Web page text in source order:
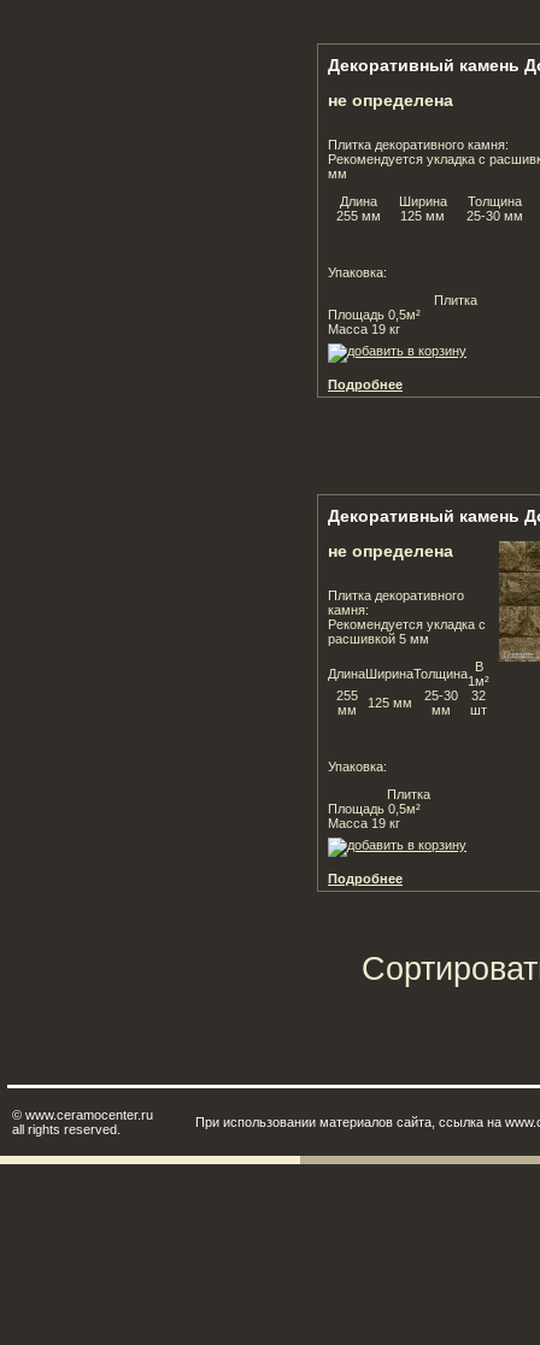
Декоративный камень
не определена
Плитка декоративного камня:
Рекомендуется укладка с
мм
Длина
Ширина
Толщина
255 мм
125 мм 25-30 мм
Упаковка:
Плитка
Площадь 0,5м²
Масса 19 кг
Подробнее
Декоративный камень
не определена
Плитка декоративного
камня:
Рекомендуется укладка с
расшивкой 5 мм
ДлинаШиринаТолщина
В
1м²
255
мм
125 мм
25-30
мм
32
шт
Упаковка:
Плитка
Площадь 0,5м²
Масса 19 кг
Подробнее
© www.ceramocenter.ru
all rights reserved.
При использовании материалов сайта, ссылка на